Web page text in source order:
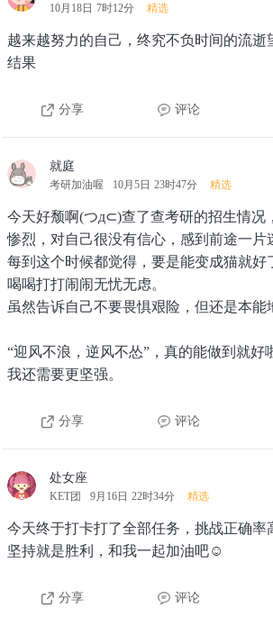
10月18日 7时12分 精选
越来越努力的自己，终究不负时间的流逝
结果
分享 评论
就庭
考研加油喔 10月5日 23时47分 精选
今天好颓啊(つд⊂)查了查考研的招生情况
惨烈，对自己很没有信心，感到前途一
每到这个时候都觉得，要是能变成猫就好
喝喝打打闹闹无忧无虑。
虽然告诉自己不要畏惧艰险，但还是本能
“迎风不浪，逆风不怂”，真的能做到就好
我还需要更坚强。
分享 评论
处女座
KET团 9月16日 22时34分 精选
今天终于打卡打了全部任务，挑战正确率
坚持就是胜利，和我一起加油吧☺
分享 评论